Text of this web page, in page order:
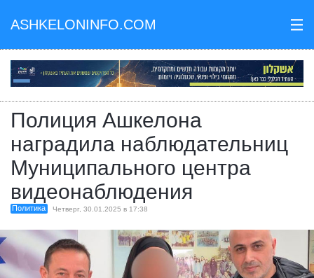
ASHKELONINFO.COM III
Полиция Ашкелона
наградила наблюдательниц
Муниципального центра
видеонаблюдения
Политика Четверг, 30.01.2025 в 17:38